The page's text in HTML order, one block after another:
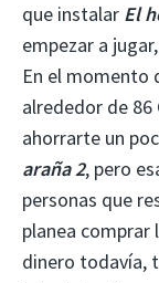
que instalar El
empezar a
En el momento
alrededor de 86
ahorrarte un
araña 2, pero
personas que
planea comprar
dinero todavía,